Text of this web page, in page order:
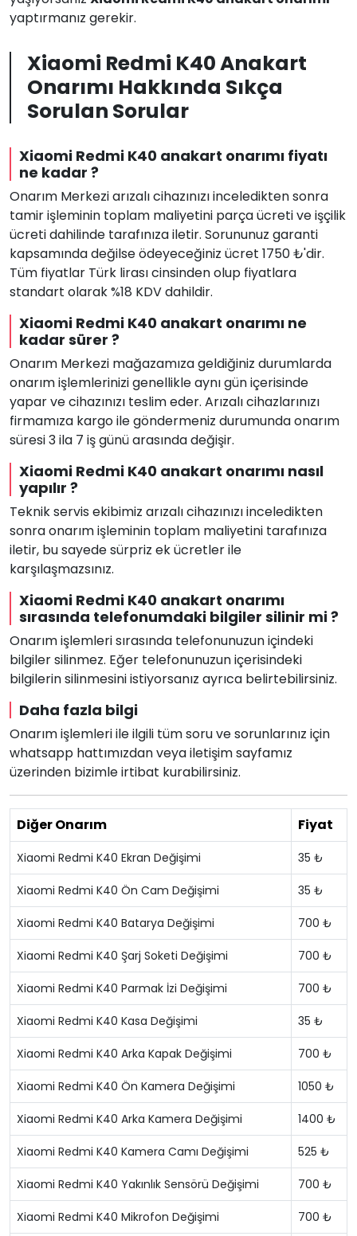
yaptırmanız gerekir.
Xiaomi Redmi K40 Anakart
Onarımı Hakkında Sıkça
Sorulan Sorular
Xiaomi Redmi K40 anakart onarımı fiyatı
ne kadar ?
Onarım Merkezi arızalı cihazınızı inceledikten sonra
tamir işleminin toplam maliyetini parça ücreti ve işçilik
ücreti dahilinde tarafınıza iletir. Sorununuz garanti
kapsamında değilse ödeyeceğiniz ücret 1750 ₺'dir.
Tüm fiyatlar Türk lirası cinsinden olup fiyatlara
standart olarak %18 KDV dahildir.
Xiaomi Redmi K40 anakart onarımı ne
kadar sürer ?
Onarım Merkezi mağazamıza geldiğiniz durumlarda
onarım işlemlerinizi genellikle aynı gün içerisinde
yapar ve cihazınızı teslim eder. Arızalı cihazlarınızı
firmamıza kargo ile göndermeniz durumunda onarım
süresi 3 ila 7 iş günü arasında değişir.
Xiaomi Redmi K40 anakart onarımı nasıl
yapılır ?
Teknik servis ekibimiz arızalı cihazınızı inceledikten
sonra onarım işleminin toplam maliyetini tarafınıza
iletir, bu sayede sürpriz ek ücretler ile
karşılaşmazsınız.
Xiaomi Redmi K40 anakart onarımı
sırasında telefonumdaki bilgiler silinir mi ?
Onarım işlemleri sırasında telefonunuzun içindeki
bilgiler silinmez. Eğer telefonunuzun içerisindeki
bilgilerin silinmesini istiyorsanız ayrıca belirtebilirsiniz.
Daha fazla bilgi
Onarım işlemleri ile ilgili tüm soru ve sorunlarınız için
whatsapp hattımızdan veya iletişim sayfamız
üzerinden bizimle irtibat kurabilirsiniz.
Diğer Onarım Fiyat
Xiaomi Redmi K40 Ekran Değişimi 35 ₺
Xiaomi Redmi K40 Ön Cam Değişimi 35 ₺
Xiaomi Redmi K40 Batarya Değişimi 700 ₺
Xiaomi Redmi K40 Şarj Soketi Değişimi 700 ₺
Xiaomi Redmi K40 Parmak İzi Değişimi 700 ₺
Xiaomi Redmi K40 Kasa Değişimi 35 ₺
Xiaomi Redmi K40 Arka Kapak Değişimi 700 ₺
Xiaomi Redmi K40 Ön Kamera Değişimi 1050 ₺
Xiaomi Redmi K40 Arka Kamera Değişimi 1400 ₺
Xiaomi Redmi K40 Kamera Camı Değişimi 525 ₺
Xiaomi Redmi K40 Yakınlık Sensörü Değişimi 700 ₺
Xiaomi Redmi K40 Mikrofon Değişimi 700 ₺